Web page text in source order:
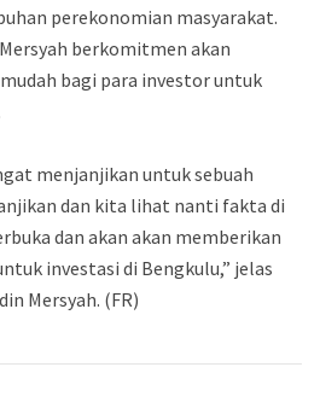
perekonomian masyarakat.
berkomitmen akan
bagi para investor untuk
menjanjikan untuk sebuah
dan kita lihat nanti fakta di
dan akan akan memberikan
investasi di Bengkulu,” jelas
Mersyah. (FR)